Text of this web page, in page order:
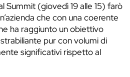
Summit (giovedì 19 alle 15) farò
che con una coerente
ha raggiunto un obiettivo
pur con volumi di
significativi rispetto al